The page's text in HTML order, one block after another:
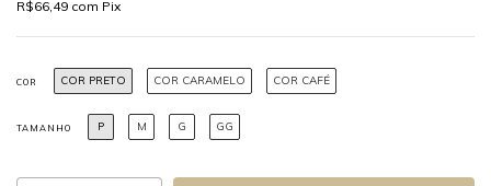
R$66,49 com Pix
COR COR PRETO COR CARAMELO COR CAFÉ
TAMANHO P M G GG